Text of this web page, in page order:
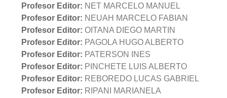
Profesor Editor: NET MARCELO MANUEL
Profesor Editor: NEUAH MARCELO FABIAN
Profesor Editor: OITANA DIEGO MARTIN
Profesor Editor: PAGOLA HUGO ALBERTO
Profesor Editor: PATERSON INES
Profesor Editor: PINCHETE LUIS ALBERTO
Profesor Editor: REBOREDO LUCAS GABRIEL
Profesor Editor: RIPANI MARIANELA